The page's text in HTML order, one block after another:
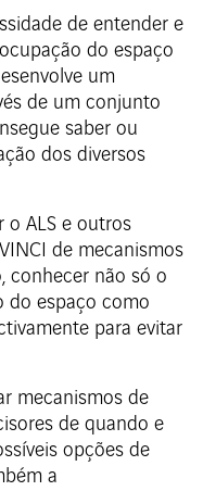
de entender e
do espaço
um
de um conjunto
saber ou
dos diversos
o ALS e outros
de mecanismos
conhecer não só o
do espaço como
para evitar
mecanismos de
de quando e
opções de
a